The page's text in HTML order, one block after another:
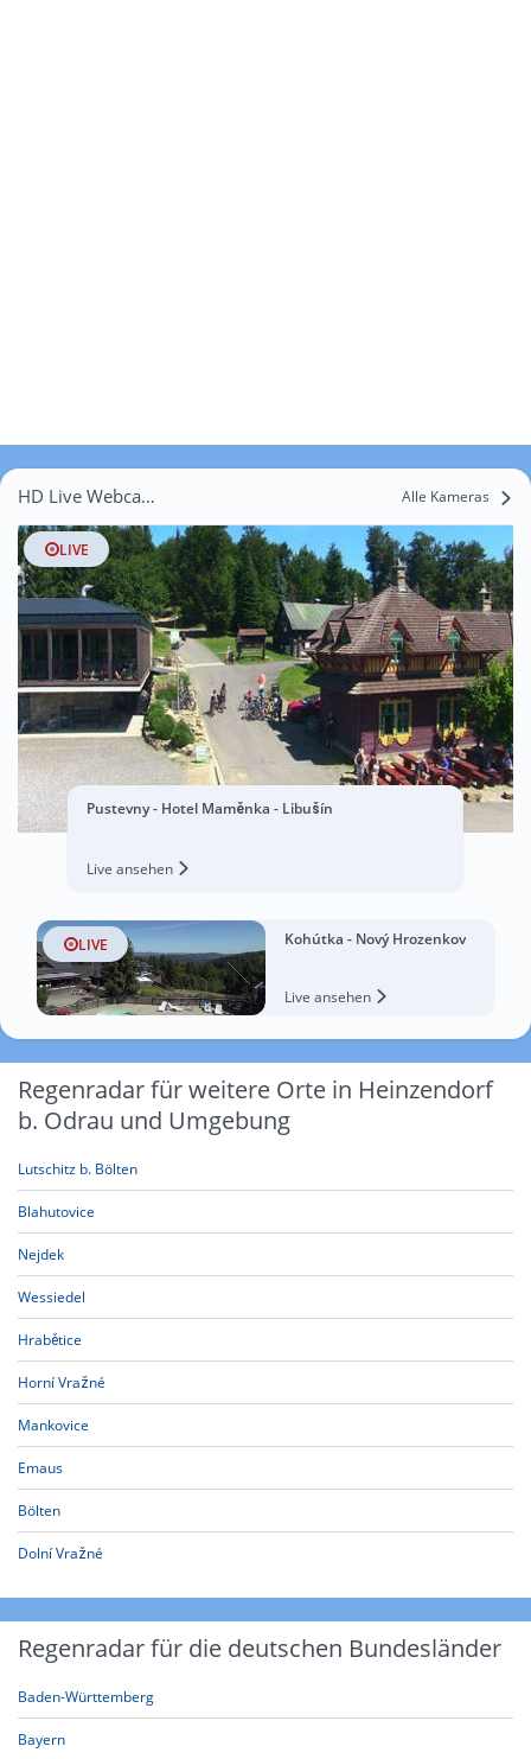
HD Live Webcams Heinzendorf b. Odrau Alle Kameras
LIVE
Pustevny - Hotel Maměnka - Libušín
Live ansehen
LIVE Kohútka - Nový Hrozenkov
Live ansehen
Regenradar für weitere Orte in Heinzendorf
b. Odrau und Umgebung
Lutschitz b. Bölten
Blahutovice
Nejdek
Wessiedel
Hrabětice
Horní Vražné
Mankovice
Emaus
Bölten
Dolní Vražné
Regenradar für die deutschen Bundesländer
Baden-Württemberg
Bayern